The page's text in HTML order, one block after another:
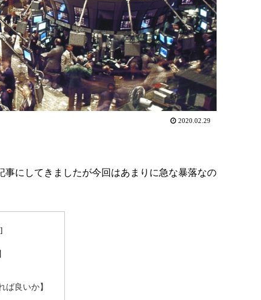
2020.02.29
にしてきましたが今回はあまりに急な暴落なの
ば良いか】